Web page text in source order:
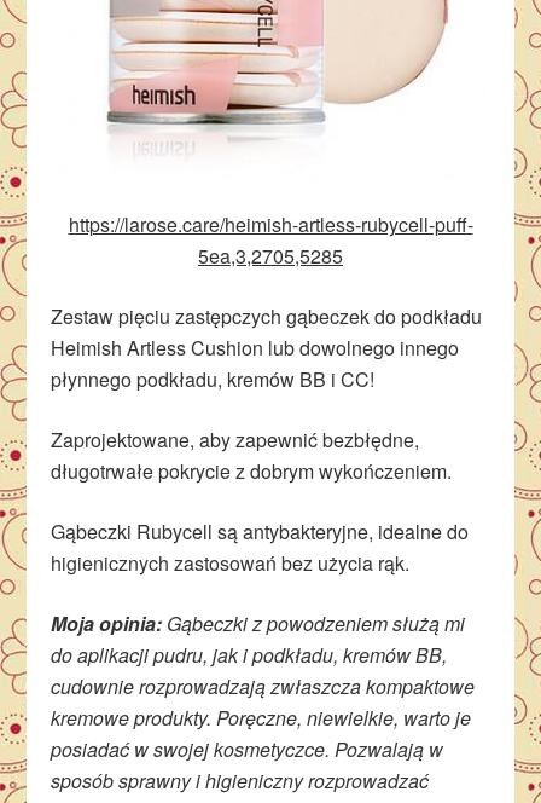
https://larose.care/heimish-artless-rubycell-puff-
5ea,3,2705,5285
Zestaw pięciu zastępczych gąbeczek do podkładu
Heimish Artless Cushion lub dowolnego innego
płynnego podkładu, kremów BB i CC!
Zaprojektowane, aby zapewnić bezbłędne,
długotrwałe pokrycie z dobrym wykończeniem.
Gąbeczki Rubycell są antybakteryjne, idealne do
higienicznych zastosowań bez użycia rąk.
Moja opinia: Gąbeczki z powodzeniem służą mi
do aplikacji pudru, jak i podkładu, kremów BB,
cudownie rozprowadzają zwłaszcza kompaktowe
kremowe produkty. Poręczne, niewielkie, warto je
posiadać w swojej kosmetyczce. Pozwalają w
sposób sprawny i higieniczny rozprowadzać